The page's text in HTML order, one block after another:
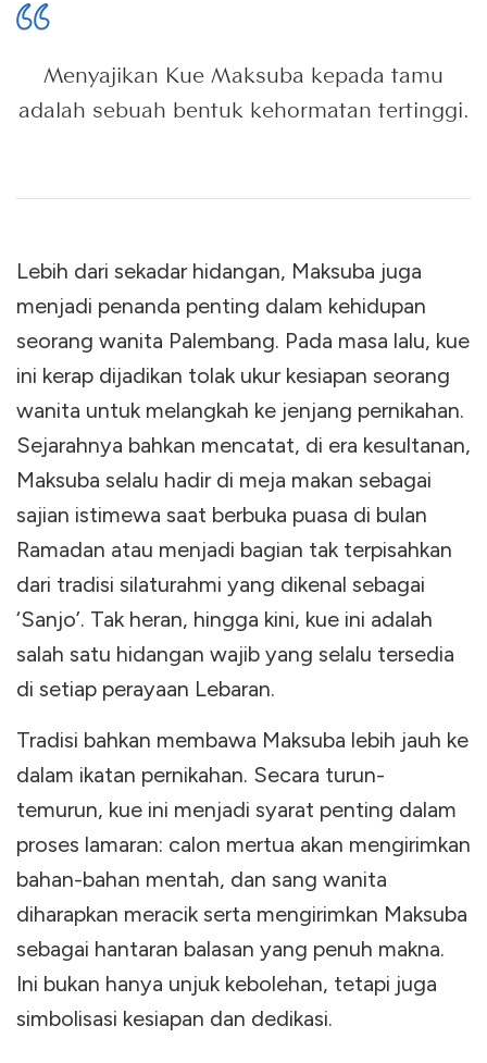
Menyajikan Kue Maksuba kepada tamu
adalah sebuah bentuk kehormatan tertinggi.
Lebih dari sekadar hidangan, Maksuba juga
menjadi penanda penting dalam kehidupan
seorang wanita Palembang. Pada masa lalu, kue
ini kerap dijadikan tolak ukur kesiapan seorang
wanita untuk melangkah ke jenjang pernikahan.
Sejarahnya bahkan mencatat, di era kesultanan,
Maksuba selalu hadir di meja makan sebagai
sajian istimewa saat berbuka puasa di bulan
Ramadan atau menjadi bagian tak terpisahkan
dari tradisi silaturahmi yang dikenal sebagai
‘Sanjo’. Tak heran, hingga kini, kue ini adalah
salah satu hidangan wajib yang selalu tersedia
di setiap perayaan Lebaran.
Tradisi bahkan membawa Maksuba lebih jauh ke
dalam ikatan pernikahan. Secara turun-
temurun, kue ini menjadi syarat penting dalam
proses lamaran: calon mertua akan mengirimkan
bahan-bahan mentah, dan sang wanita
diharapkan meracik serta mengirimkan Maksuba
sebagai hantaran balasan yang penuh makna.
Ini bukan hanya unjuk kebolehan, tetapi juga
simbolisasi kesiapan dan dedikasi.